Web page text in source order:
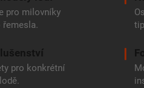
pro milovníky
řemesla.
pro konkrétní